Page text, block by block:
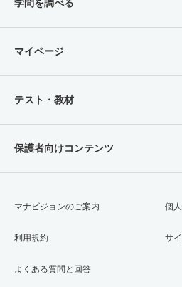
学問を調べる
マイページ
テスト・教材
保護者向けコンテンツ
マナビジョンのご案内
利用規約
よくある質問と回答
個
サ